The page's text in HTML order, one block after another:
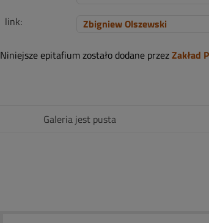
link:
Zbigniew Olszewski
Niniejsze epitafium zostało dodane przezZakład
Galeria jest pusta